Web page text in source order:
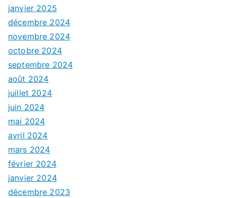
janvier 2025
décembre 2024
novembre 2024
octobre 2024
septembre 2024
août 2024
juillet 2024
juin 2024
mai 2024
avril 2024
mars 2024
février 2024
janvier 2024
décembre 2023